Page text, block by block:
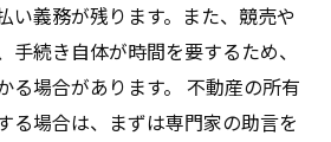
い義務が残ります。また、競売や
手続き自体が時間を要するため、
る場合があります。 不動産の所有
る場合は、まずは専門家の助言を